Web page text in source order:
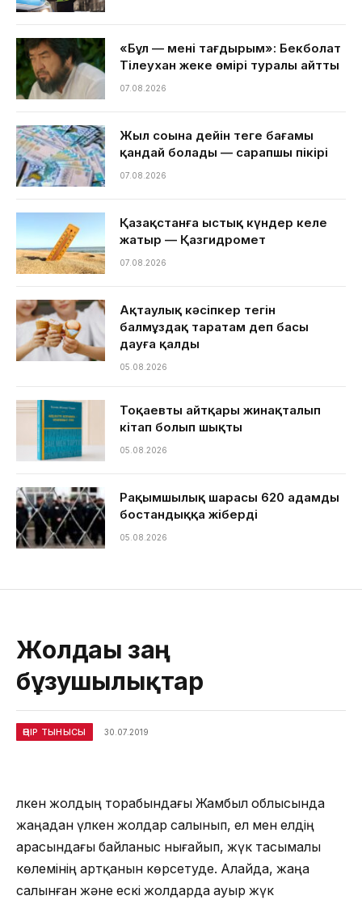
«Бұл — менің тағдырым»: Бекболат
Тілеухан жеке өмірі туралы айтты
07.08.2026
Жыл соңына дейін теңге бағамы
қандай болады — сарапшы пікірі
07.08.2026
Қазақстанға ыстық күндер келе
жатыр — Қазгидромет
07.08.2026
Ақтаулық кәсіпкер тегін
балмұздақ таратам деп басы
дауға қалды
05.08.2026
Тоқаевтың айтқары жинақталып
кітап болып шықты
05.08.2026
Рақымшылық шарасы 620 адамды
бостандыққа жіберді
05.08.2026
Жолдағы заң
бұзушылықтар
ӨҢІР ТЫНЫСЫ 30.07.2019
Үлкен жолдың торабындағы Жамбыл облысында
жаңадан үлкен жолдар салынып, ел мен елдің
арасындағы байланыс нығайып, жүк тасымалы
көлемінің артқанын көрсетуде. Алайда, жаңа
салынған және ескі жолдарда ауыр жүк